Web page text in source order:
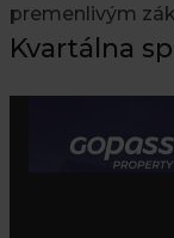
premenlivým
Kvartálna